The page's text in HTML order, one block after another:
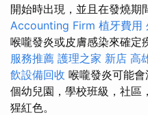
開始時出現，並且在發燒期
Accounting Firm 植牙費用
喉嚨發炎或皮膚感染來確定
服務推薦 護理之家 新店 高
飲設備回收 喉嚨發炎可能
個幼兒園，學校班級，社區
猩紅色。